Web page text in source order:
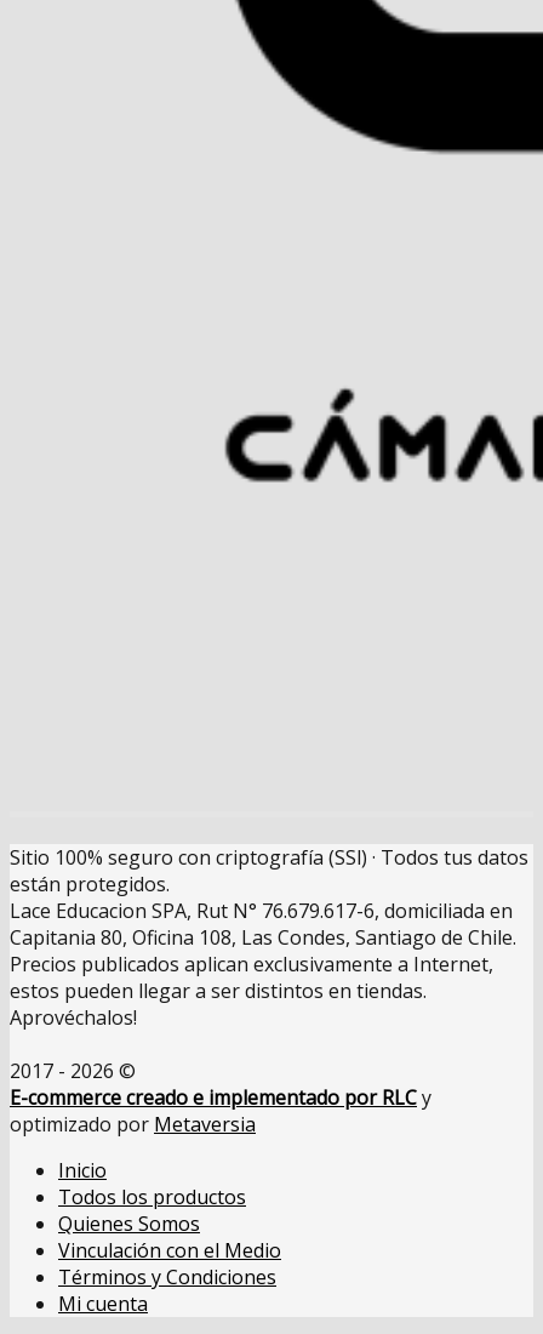
Sitio 100% seguro con criptografía (SSl) · Todos tus datos
están protegidos.
Lace Educacion SPA, Rut N° 76.679.617-6, domiciliada en
Capitania 80, Oficina 108, Las Condes, Santiago de Chile.
Precios publicados aplican exclusivamente a Internet,
estos pueden llegar a ser distintos en tiendas.
Aprovéchalos!
2017 - 2026 ©
E-commerce creado e implementado por RLCy
optimizado por Metaversia
Inicio
Todos los productos
Quienes Somos
Vinculación con el Medio
Términos y Condiciones
Mi cuenta